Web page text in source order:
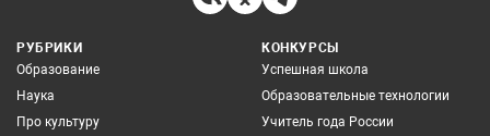
РУБРИКИ
Образование
Наука
Про культуру
КОНКУРСЫ
Успешная школа
Образовательные технологии
Учитель года России